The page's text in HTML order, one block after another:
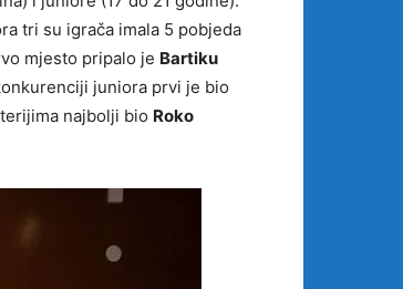
tri su igrača imala 5 pobjeda
mjesto pripalo je Bartiku
juniora prvi je bio
najbolji bio Roko